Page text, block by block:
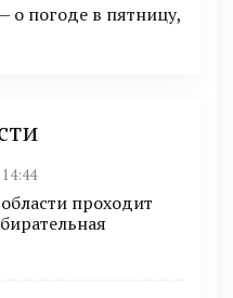
о погоде в пятницу,
14:44
проходит